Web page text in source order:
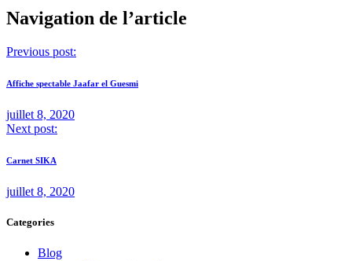
Navigation de l’article
Previous post:
Affiche spectable Jaafar el Guesmi
juillet 8, 2020
Next post:
Carnet SIKA
juillet 8, 2020
Categories
Blog